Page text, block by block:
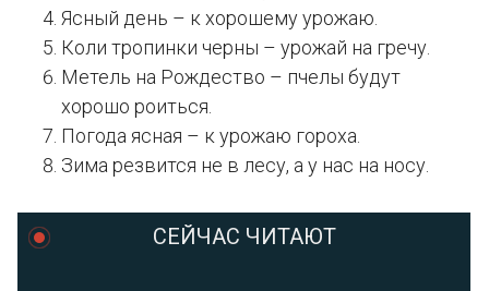
Ясный день – к хорошему урожаю.
Коли тропинки черны – урожай на гречу.
Метель на Рождество – пчелы будут
хорошо роиться.
Погода ясная – к урожаю гороха.
Зима резвится не в лесу, а у нас на носу.
СЕЙЧАС ЧИТАЮТ